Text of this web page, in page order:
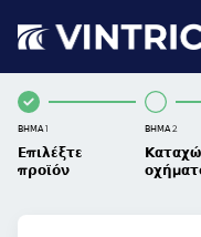
ΒΉΜΑ 1
Επιλέξτε
προϊόν
ΒΉΜΑ 2